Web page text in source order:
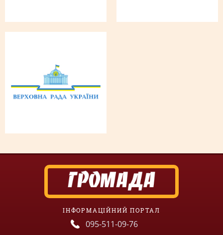
ІНФОРМАЦІЙНИЙ ПОРТАЛ
095-511-09-76